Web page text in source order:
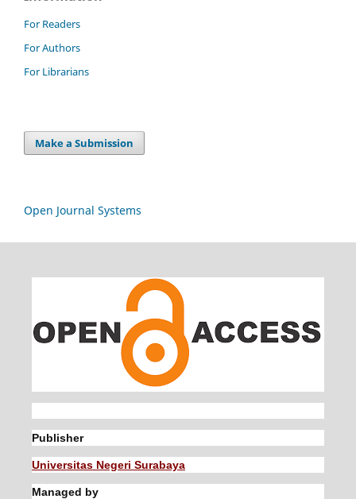
For Readers
For Authors
For Librarians
Make a Submission
Open Journal Systems
Publisher
Universitas Negeri Surabaya
Managed by